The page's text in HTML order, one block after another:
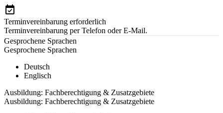
Terminvereinbarung erforderlich
Terminvereinbarung per Telefon oder E-Mail.
Gesprochene Sprachen
Gesprochene Sprachen
Deutsch
Englisch
Ausbildung: Fachberechtigung & Zusatzgebiete
Ausbildung: Fachberechtigung & Zusatzgebiete